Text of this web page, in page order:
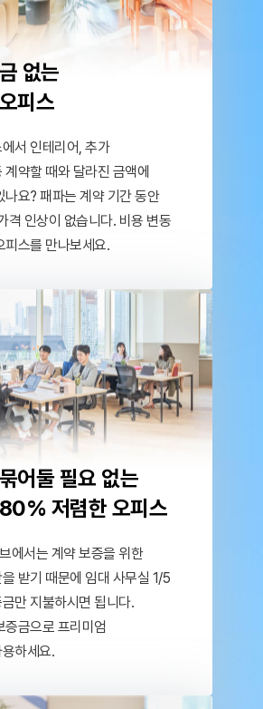
없는
피스
서 인테리어, 추가
계약할 때와 달라진 금액에
나요?패파는 계약 기간 동안
격 인상이 없습니다. 비용 변동
피스를 만나보세요.
어둘 필요 없는
저렴한 오피스
에서는 계약 보증을 위한
받기 때문에 임대 사무실 1/5
만 지불하시면 됩니다.
증금으로 프리미엄
하세요.